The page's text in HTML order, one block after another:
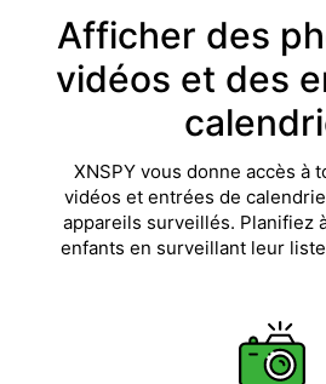
Afficher des
vidéos et des
XNSPY vous donne accès à
vidéos et entrées de
appareils surveillés. Planifiez
enfants en surveillant leur